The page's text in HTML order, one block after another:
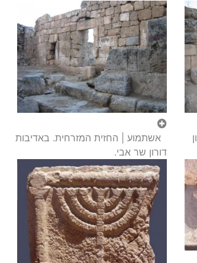
אשתמוע | החזית המזרחית. באדיבות
דורון שר אבי.